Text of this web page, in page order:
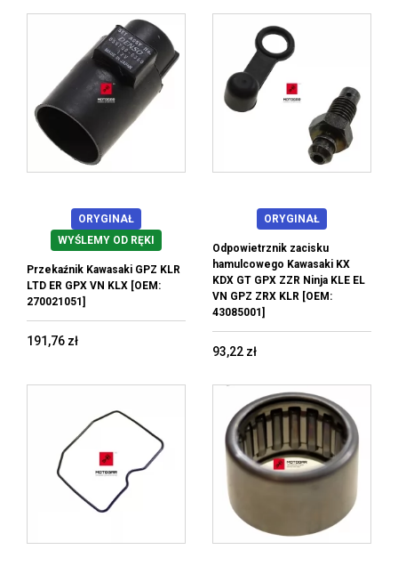
ORYGINAŁ
WYŚLEMY OD RĘKI
Przekaźnik Kawasaki GPZ KLR
LTD ER GPX VN KLX [OEM:
270021051]
191,76 zł
ORYGINAŁ
Odpowietrznik zacisku
hamulcowego Kawasaki KX
KDX GT GPX ZZR Ninja KLE EL
VN GPZ ZRX KLR [OEM:
43085001]
93,22 zł